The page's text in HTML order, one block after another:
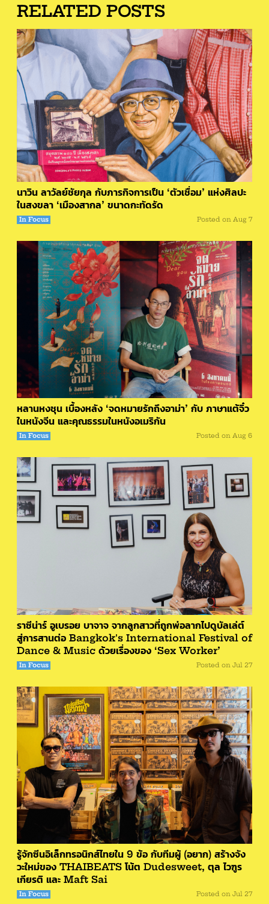
RELATED POSTS
นาวิน ลาวัลย์ชัยกุล กับภารกิจการเป็น ‘ตัวเชื่อม’ แห่งศิลปะ
ในสงขลา ‘เมืองสากล’ ขนาดกะทัดรัด
In Focus Posted on Aug 7
หลานหงชุน เบื้องหลัง ‘จดหมายรักถึงอาม่า’ กับ ภาษาแต้จิ๋ว
ในหนังจีน และคุณธรรมในหนังอเมริกัน
In Focus Posted on Aug 6
ราซีน่าร์ อูเบรอย บาจาจ จากลูกสาวที่ถูกพ่อลากไปดูบัลเล่ต์
สู่การสานต่อ Bangkok's International Festival of
Dance & Music ด้วยเรื่องของ ‘Sex Worker’
In Focus Posted on Jul 27
รู้จักซีนอิเล็กทรอนิกส์ไทยใน 9 ข้อ กับทีมผู้ (อยาก) สร้างจัง
วะใหม่ของ THAIBEATS โน้ต Dudesweet, ตุล ไวฑูร
เกียรติ และ Maft Sai
In Focus Posted on Jul 27